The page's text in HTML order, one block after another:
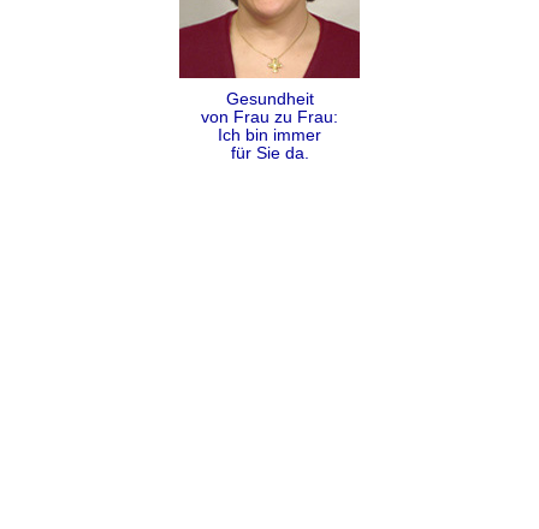
Gesundheit
von Frau zu Frau:
Ich bin immer
für Sie da.